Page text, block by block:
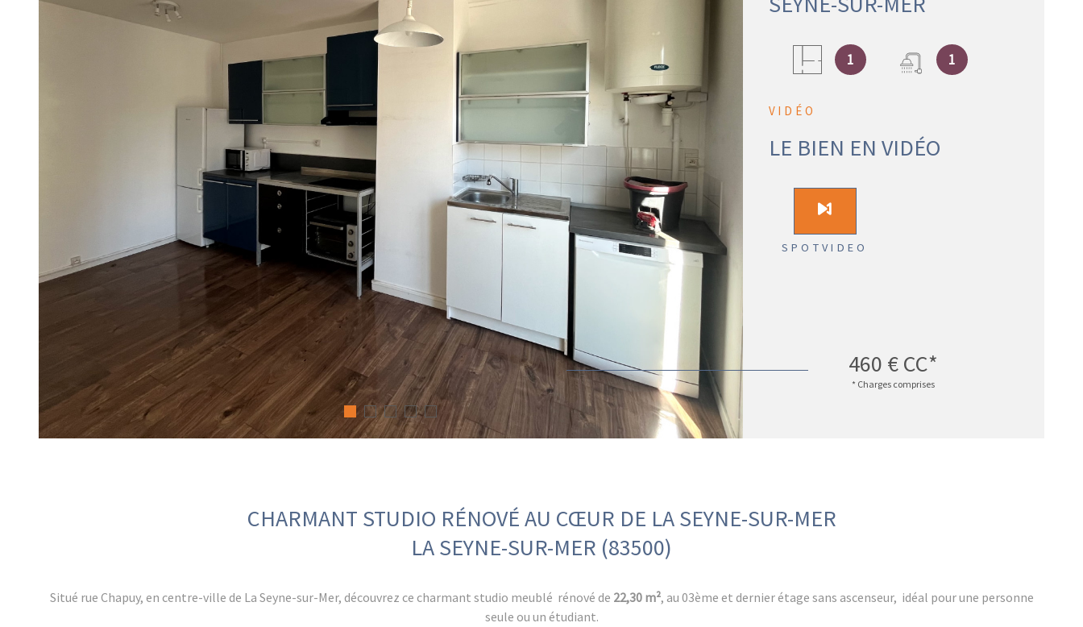
1 1
VIDÉO
LE BIEN EN VIDÉO
SPOTVIDEO
460 €CC*
* Charges comprises
CHARMANT STUDIO RÉNOVÉ AU CŒUR DE LA SEYNE-SUR-MER
LA SEYNE-SUR-MER (83500)
Situé rue Chapuy, en centre-ville de La Seyne-sur-Mer, découvrez ce charmant studio meublé rénové de 22,30 m², au 03ème et dernier étage sans ascenseur, idéal pour une personne
seule ou un étudiant.